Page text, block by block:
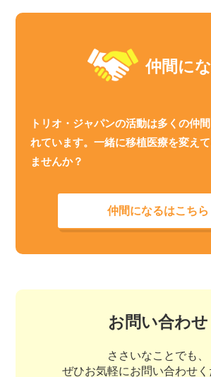
仲間に
トリオ・ジャパンの活動は多くの仲
れています。一緒に移植医療を変え
ませんか？
仲間になるはこちら
お問い合わせ
ささいなことでも、
ぜひお気軽にお問い合わせく